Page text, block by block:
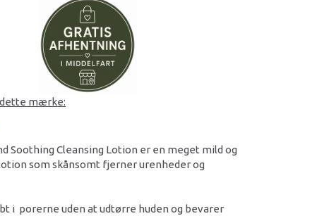
mærke:
Soothing Cleansing Lotion er en meget mild og
som skånsomt fjerner urenheder og
i porerne uden at udtørre huden og bevarer